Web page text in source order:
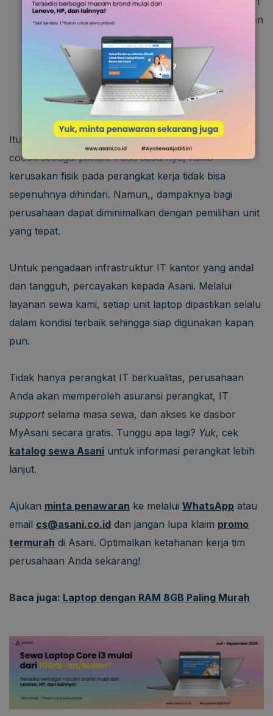
insiden kecil, seperti hujan gerimis atau tumpahan
Beberapa model laptop dilengkapi dengan fitur
Trusted Platform Module
), sensor
biometrik, dan enkripsihardwaresehingga bisa
menjamin keamanan data perusahaan.
Itulah beberapa rekomendasi laptop tahan air yang
cocok sebagai pilihan. Pada dasarnya, risiko
kerusakan fisik pada perangkat kerja tidak bisa
sepenuhnya dihindari. Namun,, dampaknya bagi
perusahaan dapat diminimalkan dengan pemilihan unit
yang tepat.
Untuk pengadaan infrastruktur IT kantor yang andal
dan tangguh, percayakan kepada Asani. Melalui
layanan sewa kami, setiap unit laptop dipastikan selalu
dalam kondisi terbaik sehingga siap digunakan kapan
pun.
Tidak hanya perangkat IT berkualitas, perusahaan
Anda akan memperoleh asuransi perangkat, IT
supportselama masa sewa, dan akses ke dasbor
MyAsani secara gratis. Tunggu apa lagi? Yuk, cek
katalog sewa Asani untuk informasi perangkat lebih
lanjut.
Ajukan minta penawaran ke melalui WhatsApp atau
email cs@asani.co.id dan jangan lupa klaim promo
termurah di Asani. Optimalkan ketahanan kerja tim
perusahaan Anda sekarang!
Baca juga: Laptop dengan RAM 8GB Paling Murah